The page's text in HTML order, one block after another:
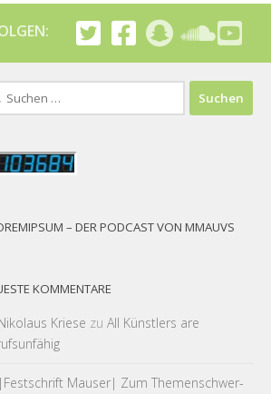
– DER PODCAST VON MMAUVS
KOMMENTARE
Kriese zu All Künstlers are
|Fest­schrift Mauser| Zum Themen­schwer­